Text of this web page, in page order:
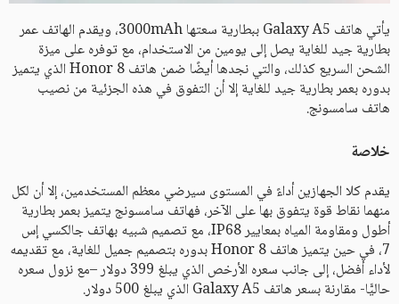
يأتي هاتف Galaxy A5 ببطارية سعتها 3000mAh، ويقدم الهاتف عمر
بطارية جيد للغاية يصل إلى يومين من الاستخدام، مع توفره على ميزة
الشحن السريع كذلك، والتي نجدها أيضًا ضمن هاتف Honor 8 الذي يتميز
بدوره بعمر بطارية جيد للغاية إلا أن التفوق في هذه الجزئية من نصيب
هاتف سامسونج.
خلاصة
يقدم كلا الجهازين أداءً في المستوى سيرضي معظم المستخدمين، إلا أن لكل
منهما نقاط قوة يتفوق بها على الآخر، فهاتف سامسونج يتميز بعمر بطارية
أطول ومقاومة المياه بمعايير IP68، مع تصميم شبيه بهاتف جالكسي إس
7، في حين يتميز هاتف Honor 8 بدوره بتصميم جميل للغاية، مع تقديمه
لأداء أفضل، إلى جانب سعره الأرخص الذي يبلغ 399 دولار –مع نزول سعره
حاليًّا- مقارنة بسعر هاتف Galaxy A5 الذي يبلغ 500 دولار.